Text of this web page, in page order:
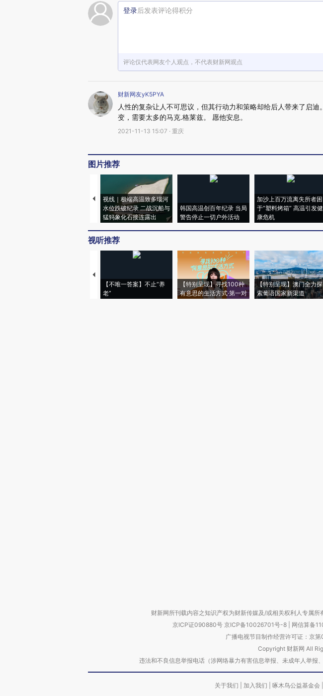
登录后发表评论得积分
评论仅代表网友个人观点，不代表财新网观点
财新网友yK5PYA
人性的复杂让人不可思议，但其行动力和策略却给后人带来了启
变，需要太多的马克.格莱兹。 愿他安息。
2021-11-13 15:07 · 重庆
图片推荐
视线｜极端高温致多瑙河
水位跌破纪录 二战沉船与
猛犸象化石接连露出
韩国高温创百年纪录 当局
警告停止一切户外活动
加沙上百万流离失所者困
于“塑料烤箱” 高温引发健
康危机
视听推荐
【不唯一答案】不止“养
老”
【特别呈现】寻找100种
有意思的生活方式·第一对
【特别呈现】澳门全力探
索葡语国家新渠道
财新网所刊载内容之知识产权为财新传媒及/或相关权利人专属
京ICP证090880号 京ICP备10026701号-8 网信算备
广播电视节目制作经营许可证：京
Copyright 财新网 All
违法和不良信息举报电话（涉网络暴力有害信息举报、未成年人
关于我们 加入我们 啄木鸟公益基金会